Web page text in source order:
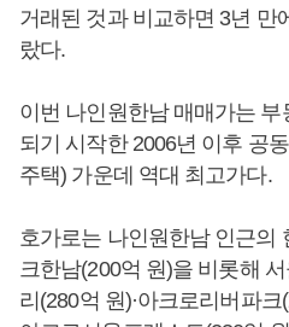
거래된 것과 비교하면 3년 만
랐다.
이번 나인원한남 매매가는 부
되기 시작한 2006년 이후 공
주택) 가운데 역대 최고가다.
호가로는 나인원한남 인근의
크한남(200억 원)을 비롯해
리(280억 원)·아크로리버파